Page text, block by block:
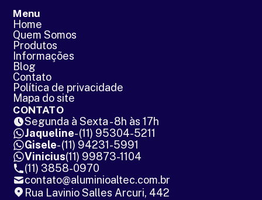
Menu
Home
Quem Somos
Produtos
Informações
Blog
Contato
Política de privacidade
Mapa do site
CONTATO
Segunda à Sexta - 8h às 17h
Jaqueline- (11) 95304-5211
Gisele- (11) 94231-5991
Vinicius(11) 99873-1104
(11) 3858-0970
contato@aluminioaltec.com.br
Rua Lavinio Salles Arcuri, 442